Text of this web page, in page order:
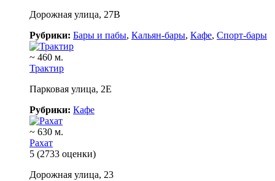
Дорожная улица, 27В
Рубрики: Бары и пабы, Кальян-бары, Кафе, Спорт-бары
~ 460 м.
Трактир
Парковая улица, 2Е
Рубрики: Кафе
~ 630 м.
Рахат
5 (2733 оценки)
Дорожная улица, 23